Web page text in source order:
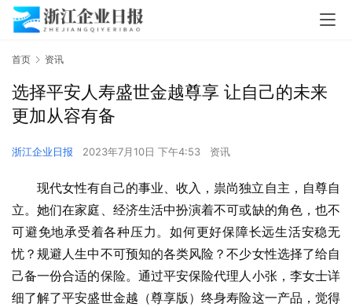
首页 资讯
选择平安人寿盛世金越尊享 让自己的未来
更加从容有备
浙江企业日报 2023年7月10日 下午4:53 资讯
现代女性有自己的事业、收入，祟尚独立自主，自尊自
立。她们在家庭、经济生活中扮演着不可或缺的角色，也不
可避免地承受着各种压力。如何更好保障长远生活安稳无
忧？规避人生中不可预知的各类风险？不少女性选择了给自
己备一份合适的保险。通过平安保险代理人小张，李女士详
细了解了平安盛世金越（尊享版）终身寿险这一产品，觉得